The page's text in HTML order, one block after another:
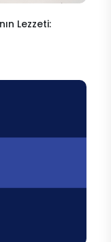
Lezzeti: